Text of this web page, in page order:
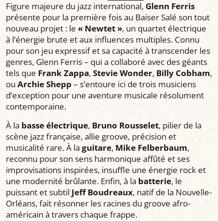
Figure majeure du jazz international, Glenn Ferris
présente pour la première fois au Baiser Salé son tout
nouveau projet : le « Newtet », un quartet électrique
à l’énergie brute et aux influences multiples. Connu
pour son jeu expressif et sa capacité à transcender les
genres, Glenn Ferris – qui a collaboré avec des géants
tels que Frank Zappa, Stevie Wonder, Billy Cobham,
ou Archie Shepp – s’entoure ici de trois musiciens
d’exception pour une aventure musicale résolument
contemporaine.
À la basse électrique, Bruno Rousselet, pilier de la
scène jazz française, allie groove, précision et
musicalité rare. À la guitare, Mike Felberbaum,
reconnu pour son sens harmonique affûté et ses
improvisations inspirées, insuffle une énergie rock et
une modernité brûlante. Enfin, à la batterie, le
puissant et subtil Jeff Boudreaux, natif de la Nouvelle-
Orléans, fait résonner les racines du groove afro-
américain à travers chaque frappe.